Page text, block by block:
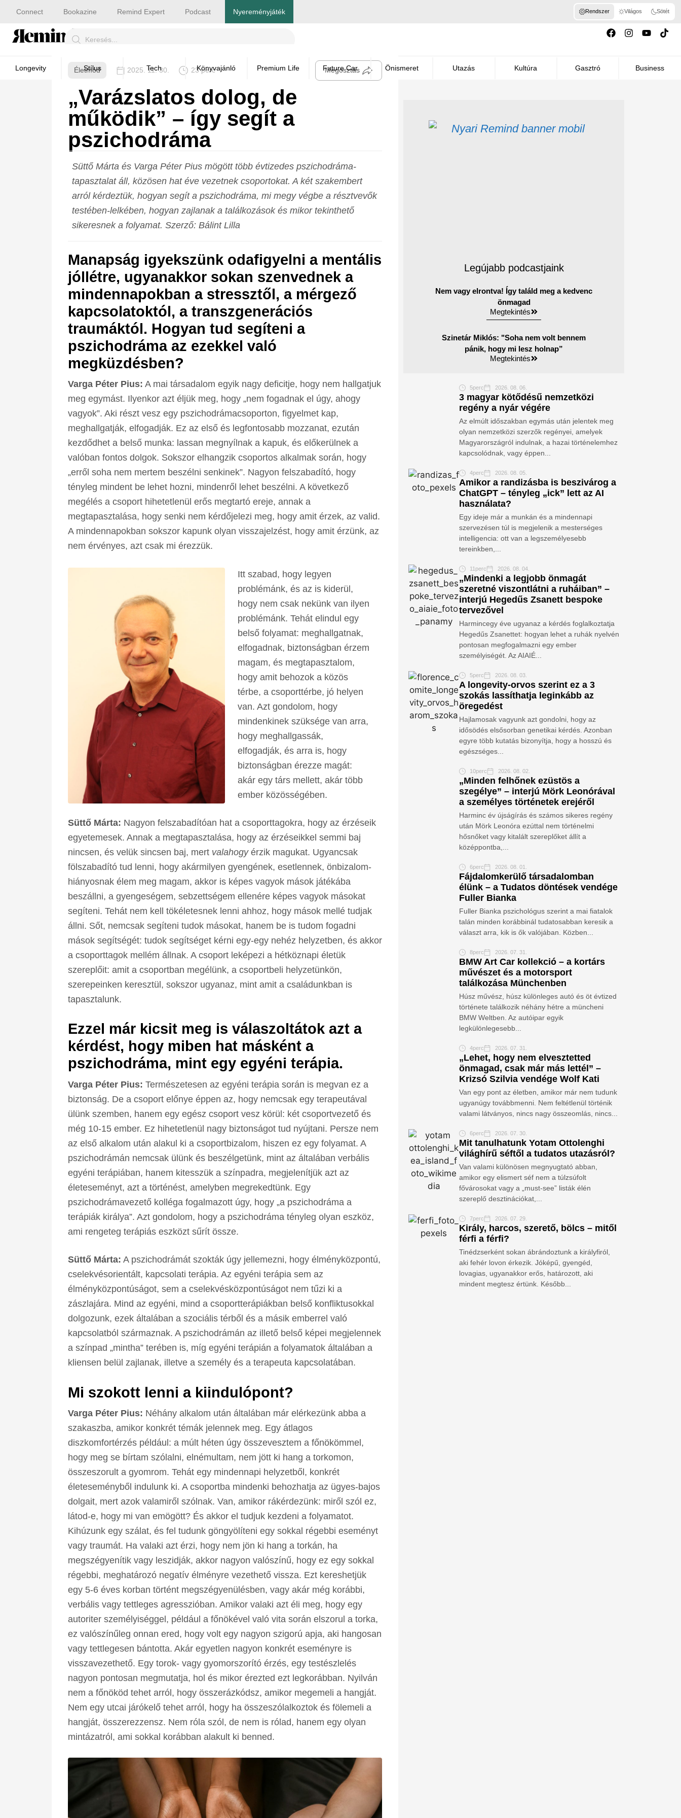
Connect Bookazine Remind Expert Podcast Nyereményjáték Rendszer Világos Sötét
Longevity Stílus Tech Könyvajánló Premium Life Future Car Önismeret Utazás Kultúra Gasztró Business
Életmód 2025. 11. 30. 23 perc Megosztás
„Varázslatos dolog, de
működik” – így segít a
pszichodráma
Süttő Márta és Varga Péter Pius mögött több évtizedes pszichodráma-
tapasztalat áll, közösen hat éve vezetnek csoportokat. A két szakembert
arról kérdeztük, hogyan segít a pszichodráma, mi megy végbe a résztvevők
testében-lelkében, hogyan zajlanak a találkozások és mikor tekinthető
sikeresnek a folyamat. Szerző: Bálint Lilla
Manapság igyekszünk odafigyelni a mentális
jóllétre, ugyanakkor sokan szenvednek a
mindennapokban a stressztől, a mérgező
kapcsolatoktól, a transzgenerációs
traumáktól. Hogyan tud segíteni a
pszichodráma az ezekkel való
megküzdésben?
Varga Péter Pius: A mai társadalom egyik nagy deficitje, hogy nem hallgatjuk
meg egymást. Ilyenkor azt éljük meg, hogy „nem fogadnak el úgy, ahogy
vagyok”. Aki részt vesz egy pszichodrámacsoporton, figyelmet kap,
meghallgatják, elfogadják. Ez az első és legfontosabb mozzanat, ezután
kezdődhet a belső munka: lassan megnyílnak a kapuk, és előkerülnek a
valóban fontos dolgok. Sokszor elhangzik csoportos alkalmak során, hogy
„erről soha nem mertem beszélni senkinek”. Nagyon felszabadító, hogy
tényleg mindent be lehet hozni, mindenről lehet beszélni. A következő
megélés a csoport hihetetlenül erős megtartó ereje, annak a
megtapasztalása, hogy senki nem kérdőjelezi meg, hogy amit érzek, az valid.
A mindennapokban sokszor kapunk olyan visszajelzést, hogy amit érzünk, az
nem érvényes, azt csak mi érezzük.
Itt szabad, hogy legyen
problémánk, és az is kiderül,
hogy nem csak nekünk van ilyen
problémánk. Tehát elindul egy
belső folyamat: meghallgatnak,
elfogadnak, biztonságban érzem
magam, és megtapasztalom,
hogy amit behozok a közös
térbe, a csoporttérbe, jó helyen
van. Azt gondolom, hogy
mindenkinek szüksége van arra,
hogy meghallgassák,
elfogadják, és arra is, hogy
biztonságban érezze magát:
akár egy társ mellett, akár több
ember közösségében.
Süttő Márta: Nagyon felszabadítóan hat a csoporttagokra, hogy az érzéseik
egyetemesek. Annak a megtapasztalása, hogy az érzéseikkel semmi baj
nincsen, és velük sincsen baj, mert valahogyérzik magukat. Ugyancsak
fölszabadító tud lenni, hogy akármilyen gyengének, esetlennek, önbizalom-
hiányosnak élem meg magam, akkor is képes vagyok mások játékába
beszállni, a gyengeségem, sebzettségem ellenére képes vagyok másokat
segíteni. Tehát nem kell tökéletesnek lenni ahhoz, hogy mások mellé tudjak
állni. Sőt, nemcsak segíteni tudok másokat, hanem be is tudom fogadni
mások segítségét: tudok segítséget kérni egy-egy nehéz helyzetben, és akkor
a csoporttagok mellém állnak. A csoport leképezi a hétköznapi életük
szereplőit: amit a csoportban megélünk, a csoportbeli helyzetünkön,
szerepeinken keresztül, sokszor ugyanaz, mint amit a családunkban is
tapasztalunk.
Ezzel már kicsit meg is válaszoltátok azt a
kérdést, hogy miben hat másként a
pszichodráma, mint egy egyéni terápia.
Varga Péter Pius: Természetesen az egyéni terápia során is megvan ez a
biztonság. De a csoport előnye éppen az, hogy nemcsak egy terapeutával
ülünk szemben, hanem egy egész csoport vesz körül: két csoportvezető és
még 10-15 ember. Ez hihetetlenül nagy biztonságot tud nyújtani. Persze nem
az első alkalom után alakul ki a csoportbizalom, hiszen ez egy folyamat. A
pszichodrámán nemcsak ülünk és beszélgetünk, mint az általában verbális
egyéni terápiában, hanem kitesszük a színpadra, megjelenítjük azt az
életeseményt, azt a történést, amelyben megrekedtünk. Egy
pszichodrámavezető kolléga fogalmazott úgy, hogy „a pszichodráma a
terápiák királya”. Azt gondolom, hogy a pszichodráma tényleg olyan eszköz,
ami rengeteg terápiás eszközt sűrít össze.
Süttő Márta: A pszichodrámát szokták úgy jellemezni, hogy élményközpontú,
cselekvésorientált, kapcsolati terápia. Az egyéni terápia sem az
élményközpontúságot, sem a cselekvésközpontúságot nem tűzi ki a
zászlajára. Mind az egyéni, mind a csoportterápiákban belső konfliktusokkal
dolgozunk, ezek általában a szociális térből és a másik emberrel való
kapcsolatból származnak. A pszichodrámán az illető belső képei megjelennek
a színpad „mintha” terében is, míg egyéni terápián a folyamatok általában a
kliensen belül zajlanak, illetve a személy és a terapeuta kapcsolatában.
Mi szokott lenni a kiindulópont?
Varga Péter Pius: Néhány alkalom után általában már elérkezünk abba a
szakaszba, amikor konkrét témák jelennek meg. Egy átlagos
diszkomfortérzés például: a múlt héten úgy összevesztem a főnökömmel,
hogy meg se bírtam szólalni, elnémultam, nem jött ki hang a torkomon,
összeszorult a gyomrom. Tehát egy mindennapi helyzetből, konkrét
életeseményből indulunk ki. A csoportba mindenki behozhatja az ügyes-bajos
dolgait, mert azok valamiről szólnak. Van, amikor rákérdezünk: miről szól ez,
látod-e, hogy mi van emögött? És akkor el tudjuk kezdeni a folyamatot.
Kihúzunk egy szálat, és fel tudunk göngyölíteni egy sokkal régebbi eseményt
vagy traumát. Ha valaki azt érzi, hogy nem jön ki hang a torkán, ha
megszégyenítik vagy leszidják, akkor nagyon valószínű, hogy ez egy sokkal
régebbi, meghatározó negatív élményre vezethető vissza. Ezt kereshetjük
egy 5-6 éves korban történt megszégyenülésben, vagy akár még korábbi,
verbális vagy tettleges agresszióban. Amikor valaki azt éli meg, hogy egy
autoriter személyiséggel, például a főnökével való vita során elszorul a torka,
ez valószínűleg onnan ered, hogy volt egy nagyon szigorú apja, aki hangosan
vagy tettlegesen bántotta. Akár egyetlen nagyon konkrét eseményre is
visszavezethető. Egy torok- vagy gyomorszorító érzés, egy testészlelés
nagyon pontosan megmutatja, hol és mikor érezted ezt legkorábban. Nyilván
nem a főnököd tehet arról, hogy összerázkódsz, amikor megemeli a hangját.
Nem egy utcai járókelő tehet arról, hogy ha összeszólalkoztok és fölemeli a
hangját, összerezzensz. Nem róla szól, de nem is rólad, hanem egy olyan
mintázatról, ami sokkal korábban alakult ki benned.
Legújabb podcastjaink
Nem vagy elrontva! Így találd meg a kedvenc
önmagad
Megtekintés
Szinetár Miklós: "Soha nem volt bennem
pánik, hogy mi lesz holnap”
Megtekintés
5perc 2026. 08. 06.
3 magyar kötődésű nemzetközi
regény a nyár végére
Az elmúlt időszakban egymás után jelentek meg
olyan nemzetközi szerzők regényei, amelyek
Magyarországról indulnak, a hazai történelemhez
kapcsolódnak, vagy éppen...
4perc 2026. 08. 05.
Amikor a randizásba is beszivárog a
ChatGPT – tényleg „ick” lett az AI
használata?
Egy ideje már a munkán és a mindennapi
szervezésen túl is megjelenik a mesterséges
intelligencia: ott van a legszemélyesebb
tereinkben,...
11perc 2026. 08. 04.
„Mindenki a legjobb önmagát
szeretné viszontlátni a ruháiban” –
interjú Hegedűs Zsanett bespoke
tervezővel
Harmincegy éve ugyanaz a kérdés foglalkoztatja
Hegedűs Zsanettet: hogyan lehet a ruhák nyelvén
pontosan megfogalmazni egy ember
személyiségét. Az AIAIÉ...
5perc 2026. 08. 03.
A longevity-orvos szerint ez a 3
szokás lassíthatja leginkább az
öregedést
Hajlamosak vagyunk azt gondolni, hogy az
idősödés elsősorban genetikai kérdés. Azonban
egyre több kutatás bizonyítja, hogy a hosszú és
egészséges...
10perc 2026. 08. 02.
„Minden felhőnek ezüstös a
szegélye” – interjú Mörk Leonórával
a személyes történetek erejéről
Harminc év újságírás és számos sikeres regény
után Mörk Leonóra ezúttal nem történelmi
hősnőket vagy kitalált szereplőket állít a
középpontba,...
6perc 2026. 08. 01.
Fájdalomkerülő társadalomban
élünk – a Tudatos döntések vendége
Fuller Bianka
Fuller Bianka pszichológus szerint a mai fiatalok
talán minden korábbinál tudatosabban keresik a
választ arra, kik is ők valójában. Közben...
8perc 2026. 07. 31.
BMW Art Car kollekció – a kortárs
művészet és a motorsport
találkozása Münchenben
Húsz művész, húsz különleges autó és öt évtized
története találkozik néhány hétre a müncheni
BMW Weltben. Az autóipar egyik
legkülönlegesebb...
4perc 2026. 07. 31.
„Lehet, hogy nem elvesztetted
önmagad, csak már más lettél” –
Krizsó Szilvia vendége Wolf Kati
Van egy pont az életben, amikor már nem tudunk
ugyanúgy továbbmenni. Nem feltétlenül történik
valami látványos, nincs nagy összeomlás, nincs...
6perc 2026. 07. 30.
Mit tanulhatunk Yotam Ottolenghi
világhírű séftől a tudatos utazásról?
Van valami különösen megnyugtató abban,
amikor egy elismert séf nem a túlzsúfolt
fővárosokat vagy a „must-see” listák élén
szereplő desztinációkat,...
7perc 2026. 07. 29.
Király, harcos, szerető, bölcs – mitől
férfi a férfi?
Tinédzserként sokan ábrándoztunk a királyfiról,
aki fehér lovon érkezik. Jóképű, gyengéd,
lovagias, ugyanakkor erős, határozott, aki
mindent megtesz értünk. Később...